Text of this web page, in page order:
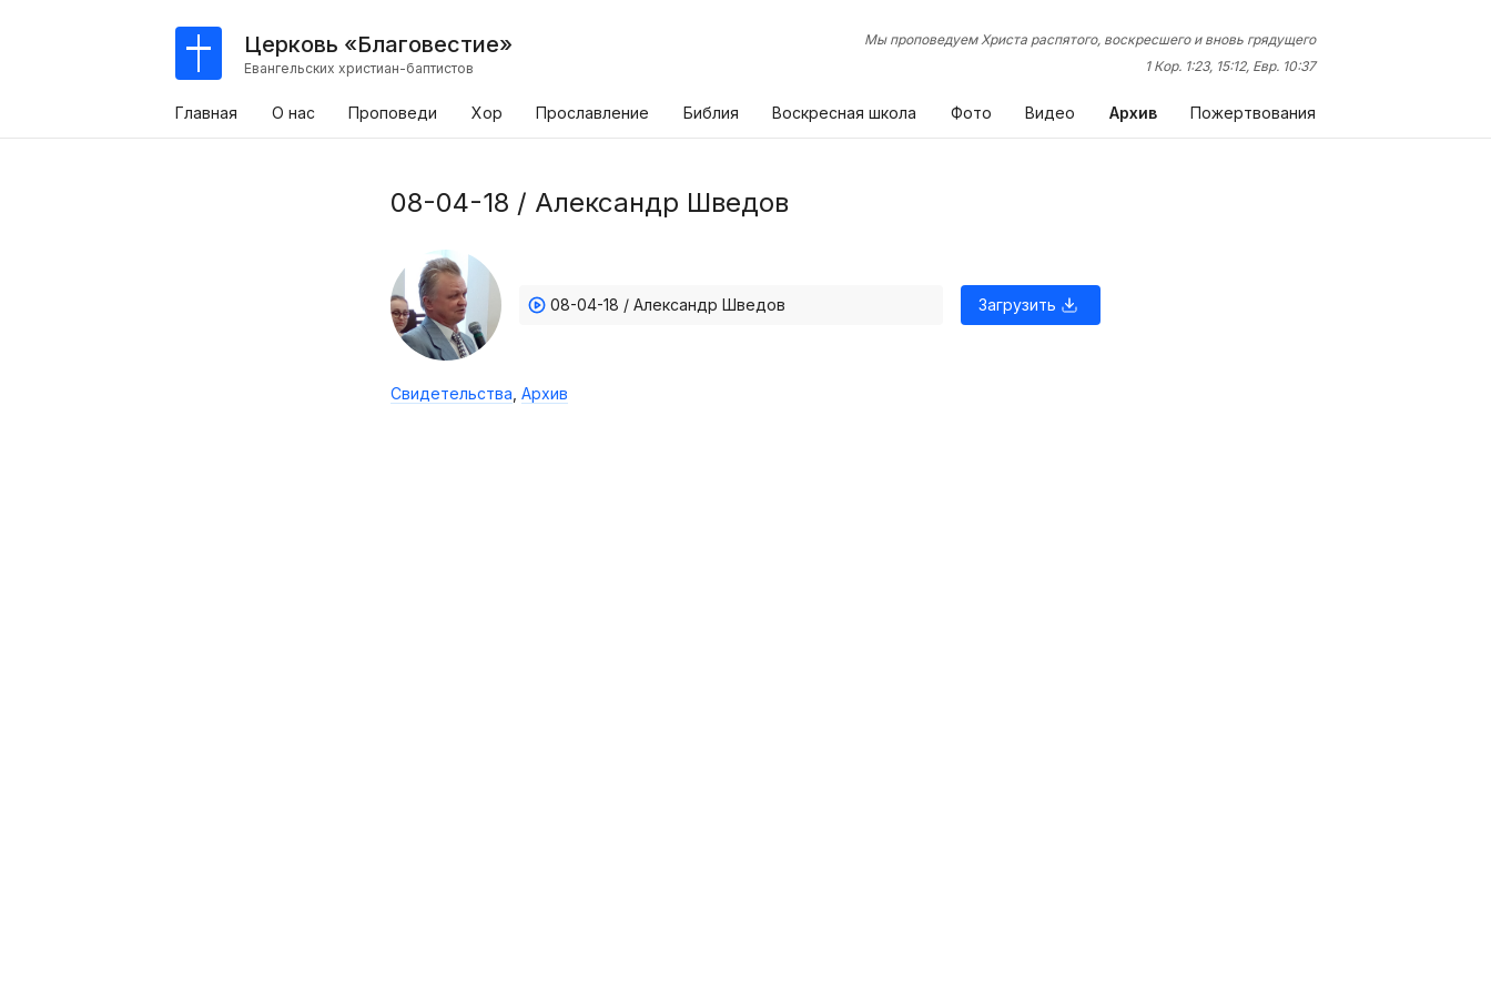
Церковь «Благовестие»
Евангельских христиан-баптистов
Мы проповедуем Христа распятого, воскресшего и вновь грядущего
1 Кор. 1:23, 15:12, Евр. 10:37
Главная О нас Проповеди Хор Прославление Библия Воскресная школа Фото Видео Архив Пожертвования
08-04-18 / Александр Шведов
Загрузить
08-04-18 / Александр Шведов
Свидетельства Архив